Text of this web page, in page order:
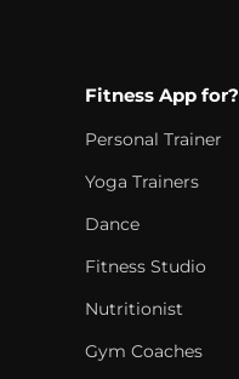
Fitness App for?
Personal Trainer
Yoga Trainers
Dance
Fitness Studio
Nutritionist
Gym Coaches